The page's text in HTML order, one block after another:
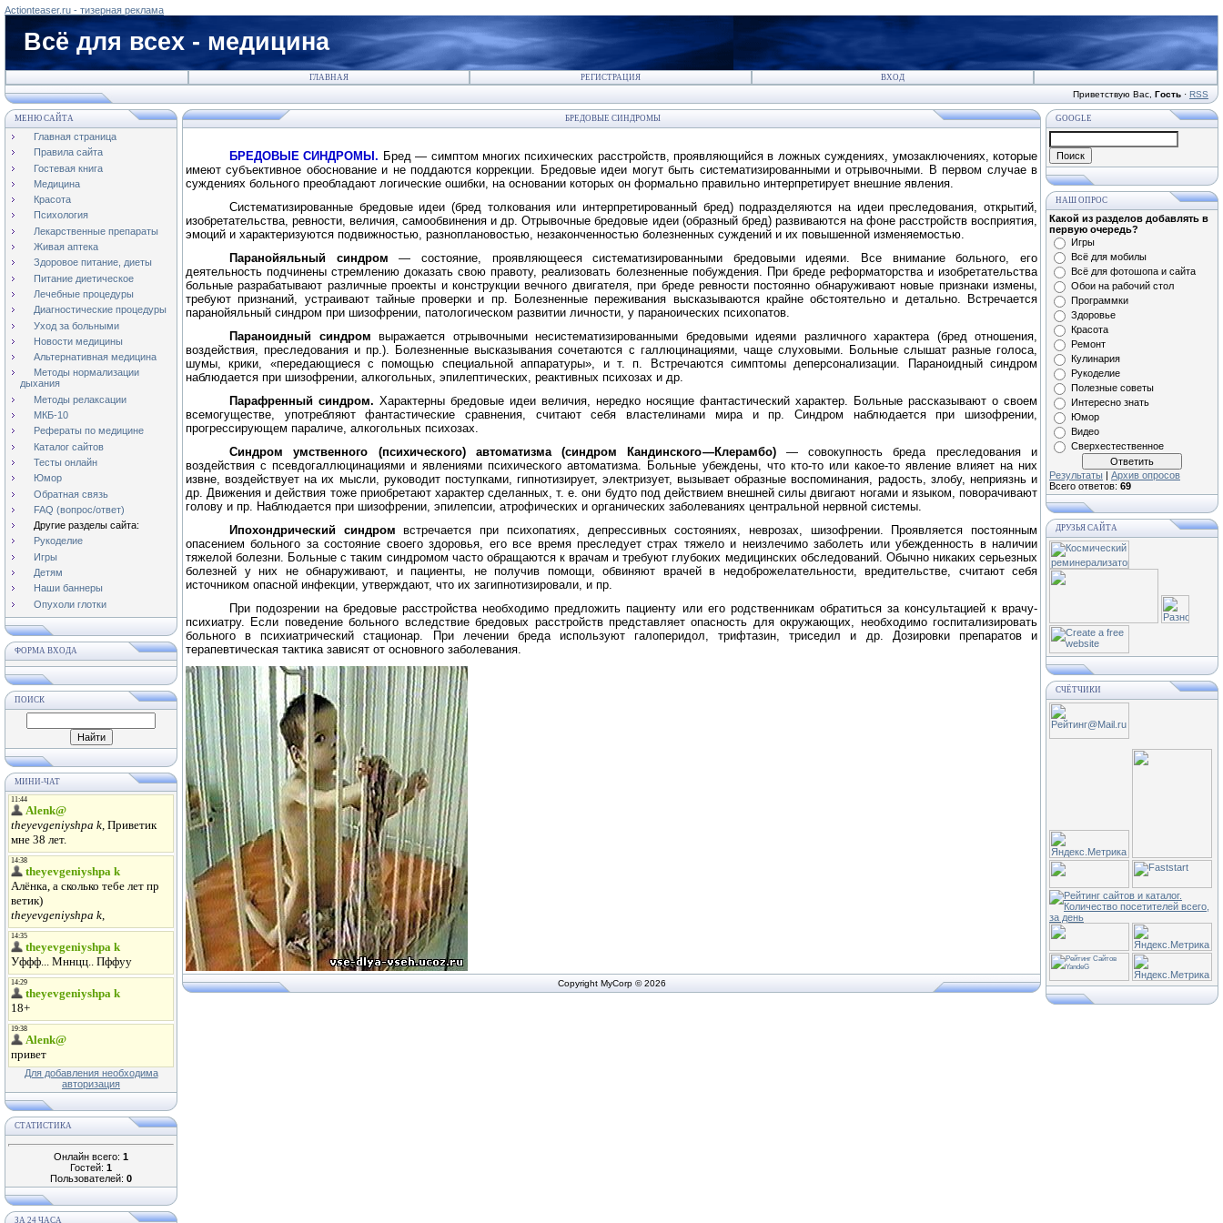
Actionteaser.ru - тизерная реклама
Всё для всех - медицина
ГЛАВНАЯ РЕГИСТРАЦИЯ ВХОД
Приветствую Вас Гость · RSS
МЕНЮ САЙТА
Главная страница
Правила сайта
Гостевая книга
Медицина
Красота
Психология
Лекарственные препараты
Живая аптека
Здоровое питание, диеты
Питание диетическое
Лечебные процедуры
Диагностические процедуры
Уход за больными
Новости медицины
Альтернативная медицина
Методы нормализации
дыхания
Методы релаксации
МКБ-10
Рефераты по медицине
Каталог сайтов
Тесты онлайн
Юмор
Обратная связь
FAQ (вопрос/ответ)
Другие разделы сайта:
Рукоделие
Игры
Детям
Наши баннеры
Опухоли глотки
ФОРМА ВХОДА
ПОИСК
МИНИ-ЧАТ
Для добавления необходима
авторизация
СТАТИСТИКА
Онлайн всего: 1
Гостей: 1
Пользователей: 0
ЗА 24 ЧАСА
БРЕДОВЫЕ СИНДРОМЫ
БРЕДОВЫЕ СИНДРОМЫ. Бред — симптом многих психических расстройств, проявляющийся в ложных суждениях, умозаключениях, которые
имеют субъективное обоснование и не поддаются коррекции. Бредовые идеи могут быть систематизированными и отрывочными. В первом случае в
суждениях больного преобладают логические ошибки, на основании которых он формально правильно интерпретирует внешние явления.
Систематизированные бредовые идеи (бред толкования или интерпретированный бред) подразделяются на идеи преследования, открытий,
изобретательства, ревности, величия, самообвинения и др. Отрывочные бредовые идеи (образный бред) развиваются на фоне расстройств восприятия,
эмоций и характеризуются подвижностью, разноплановостью, незаконченностью болезненных суждений и их повышенной изменяемостью.
Паранойяльный синдром — состояние, проявляющееся систематизированными бредовыми идеями. Все внимание больного, его
деятельность подчинены стремлению доказать свою правоту, реализовать болезненные побуждения. При бреде реформаторства и изобретательства
больные разрабатывают различные проекты и конструкции вечного двигателя, при бреде ревности постоянно обнаруживают новые признаки измены,
требуют признаний, устраивают тайные проверки и пр. Болезненные переживания высказываются крайне обстоятельно и детально. Встречается
паранойяльный синдром при шизофрении, патологическом развитии личности, у параноических психопатов.
Параноидный синдром выражается отрывочными несистематизированными бредовыми идеями различного характера (бред отношения,
воздействия, преследования и пр.). Болезненные высказывания сочетаются с галлюцинациями, чаще слуховыми. Больные слышат разные голоса,
шумы, крики, «передающиеся с помощью специальной аппаратуры», и т. п. Встречаются симптомы деперсонализации. Параноидный синдром
наблюдается при шизофрении, алкогольных, эпилептических, реактивных психозах и др.
Парафренный синдром. Характерны бредовые идеи величия, нередко носящие фантастический характер. Больные рассказывают о своем
всемогуществе, употребляют фантастические сравнения, считают себя властелинами мира и пр. Синдром наблюдается при шизофрении,
прогрессирующем параличе, алкогольных психозах.
Синдром умственного (психического) автоматизма (синдром Кандинского—Клерамбо) — совокупность бреда преследования и
воздействия с псевдогаллюцинациями и явлениями психического автоматизма. Больные убеждены, что кто-то или какое-то явление влияет на них
извне, воздействует на их мысли, руководит поступками, гипнотизирует, электризует, вызывает образные воспоминания, радость, злобу, неприязнь и
др. Движения и действия тоже приобретают характер сделанных, т. е. они будто под действием внешней силы двигают ногами и языком, поворачивают
голову и пр. Наблюдается при шизофрении, эпилепсии, атрофических и органических заболеваниях центральной нервной системы.
Ипохондрический синдромвстречается при психопатиях, депрессивных состояниях, неврозах, шизофрении. Проявляется постоянным
опасением больного за состояние своего здоровья, его все время преследует страх тяжело и неизлечимо заболеть или убежденность в наличии
тяжелой болезни. Больные с таким синдромом часто обращаются к врачам и требуют глубоких медицинских обследований. Обычно никаких серьезных
болезней у них не обнаруживают, и пациенты, не получив помощи, обвиняют врачей в недоброжелательности, вредительстве, считают себя
источником опасной инфекции, утверждают, что их загипнотизировали, и пр.
При подозрении на бредовые расстройства необходимо предложить пациенту или его родственникам обратиться за консультацией к врачу-
психиатру. Если поведение больного вследствие бредовых расстройств представляет опасность для окружающих, необходимо госпитализировать
больного в психиатрический стационар. При лечении бреда используют галоперидол, трифтазин, триседил и др. Дозировки препаратов и
терапевтическая тактика зависят от основного заболевания.
Copyright MyCorp © 2026
GOOGLE
НАШ ОПРОС
Какой из разделов добавлять в
первую очередь?
Игры
Всё для мобилы
Всё для фотошопа и сайта
Обои на рабочий стол
Программки
Здоровье
Красота
Ремонт
Кулинария
Рукоделие
Полезные советы
Интересно знать
Юмор
Видео
Сверхестественное
Результаты | Архив опросов
Всего ответов: 69
ДРУЗЬЯ САЙТА
СЧЁТЧИКИ